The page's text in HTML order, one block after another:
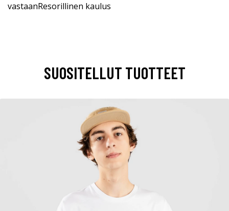
vastaanResorillinen kaulus
SUOSITELLUT TUOTTEET